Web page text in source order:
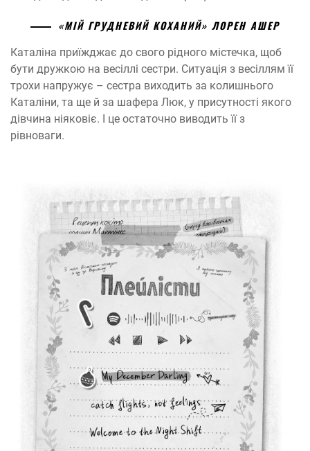
«МІЙ ГРУДНЕВИЙ КОХАНИЙ» ЛОРЕН АШЕР
Каталіна приїжджає до свого рідного містечка, щоб
бути дружкою на весіллі сестри. Ситуація з весіллям її
трохи напружує – сестра виходить за колишнього
Каталіни, та ще й за шафера Люк, у присутності якого
дівчина ніяковіє. І це остаточно виводить її з
рівноваги.